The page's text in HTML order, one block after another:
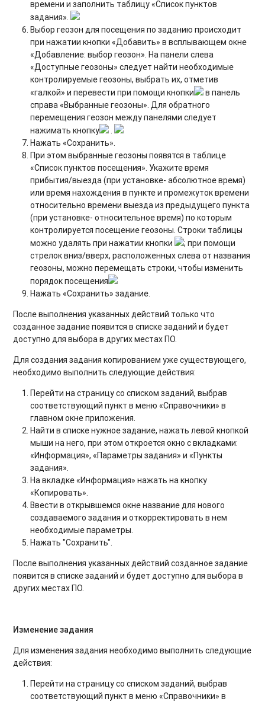
времени и заполнить таблицу «Список пунктов
задания».
Выбор геозон для посещения по заданию происходит
при нажатии кнопки «Добавить» в всплывающем окне
«Добавление: выбор геозон». На панели слева
«Доступные геозоны» следует найти необходимые
контролируемые геозоны, выбрать их, отметив
«галкой» и перевести при помощи кнопки
в панель
справа «Выбранные геозоны». Для обратного
перемещения геозон между панелями следует
нажимать кнопку
.
Нажать «Сохранить».
При этом выбранные геозоны появятся в таблице
«Список пунктов посещения». Укажите время
прибытия/выезда (при установке- абсолютное время)
или время нахождения в пункте и промежуток времени
относительно времени выезда из предыдущего пункта
(при установке- относительное время) по которым
контролируется посещение геозоны. Строки таблицы
можно удалять при нажатии кнопки
; при помощи
стрелок вниз/вверх, расположенных слева от названия
геозоны, можно перемещать строки, чтобы изменить
порядок посещения
Нажать «Сохранить» задание.
После выполнения указанных действий только что
созданное задание появится в списке заданий и будет
доступно для выбора в других местах ПО.
Для создания задания копированием уже существующего,
необходимо выполнить следующие действия:
Перейти на страницу со списком заданий, выбрав
соответствующий пункт в меню «Справочники» в
главном окне приложения.
Найти в списке нужное задание, нажать левой кнопкой
мыши на него, при этом откроется окно с вкладками:
«Информация», «Параметры задания» и «Пункты
задания».
На вкладке «Информация» нажать на кнопку
«Копировать».
Ввести в открывшемся окне название для нового
создаваемого задания и откорректировать в нем
необходимые параметры.
Нажать "Сохранить".
После выполнения указанных действий созданное задание
появится в списке заданий и будет доступно для выбора в
других местах ПО.
Изменение задания
Для изменения задания необходимо выполнить следующие
действия:
Перейти на страницу со списком заданий, выбрав
соответствующий пункт в меню «Справочники» в